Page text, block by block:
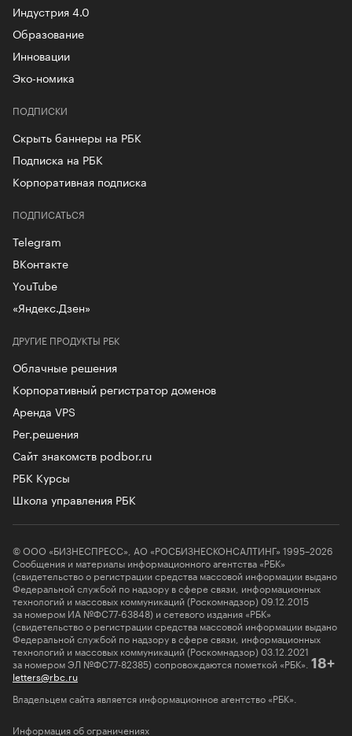
Индустрия 4.0
Образование
Инновации
Эко-номика
ПОДПИСКИ
Скрыть баннеры на РБК
Подписка на РБК
Корпоративная подписка
ДРУГИЕ ПРОДУКТЫ РБК
Облачные решения
Корпоративный регистратор доменов
Аренда VPS
Рег.решения
Сайт знакомств podbor.ru
РБК Курсы
Школа управления РБК
ПОДПИСАТЬСЯ
Telegram
ВКонтакте
YouTube
«Яндекс.Дзен»
© ООО «БИЗНЕСПРЕСС», АО «РОСБИЗНЕСКОНСАЛТИНГ» 1995–2026
Сообщения и материалы информационного агентства «РБК»
(свидетельство о регистрации средства массовой информации выдано
Федеральной службой по надзору в сфере связи, информационных
технологий и массовых коммуникаций (Роскомнадзор) 09.12.2015
за номером ИА №ФС77-63848) и сетевого издания «РБК»
(свидетельство о регистрации средства массовой информации выдано
Федеральной службой по надзору в сфере связи, информационных
технологий и массовых коммуникаций (Роскомнадзор) 03.12.2021
за номером ЭЛ №ФС77-82385) сопровождаются пометкой «РБК». 18+
letters@rbc.ru
Владельцем сайта является информационное агентство «РБК».
Информация об ограничениях